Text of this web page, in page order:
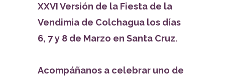
XXVI Versión de la Fiesta de la
Vendimia de Colchagua los días
6, 7 y 8 de Marzo en Santa Cruz.
Acompáñanos a celebrar uno de